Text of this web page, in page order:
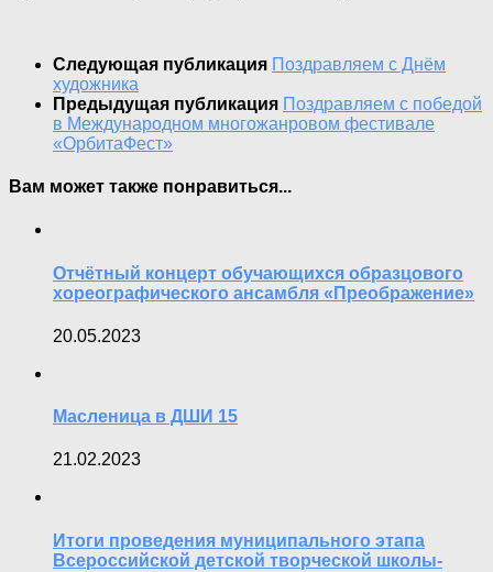
Следующая публикация Поздравляем с Днём
художника
Предыдущая публикация Поздравляем с победой
в Международном многожанровом фестивале
«ОрбитаФест»
Вам может также понравиться...
Отчётный концерт обучающихся образцового
хореографического ансамбля «Преображение»
20.05.2023
Масленица в ДШИ 15
21.02.2023
Итоги проведения муниципального этапа
Всероссийской детской творческой школы-